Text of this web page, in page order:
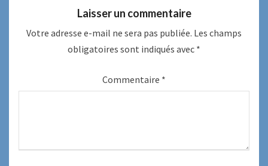
Laisser un commentaire
Votre adresse e-mail ne sera pas publiée. Les champs
obligatoires sont indiqués avec *
Commentaire *